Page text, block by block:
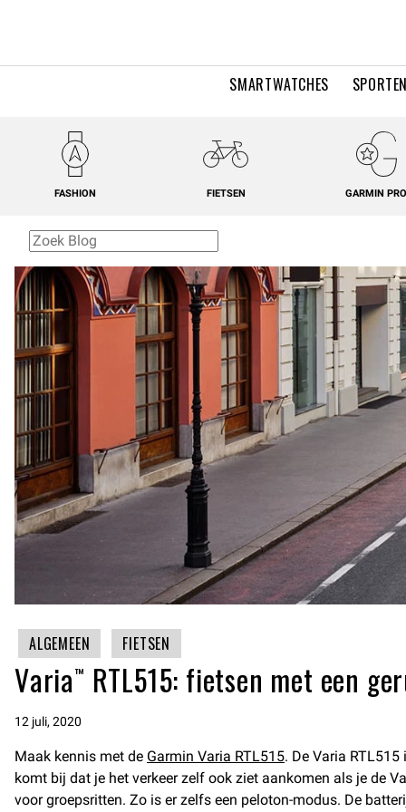
SMARTWATCHES
FASHION FIETSEN GARMIN PRO
ALGEMEEN FIETSEN
Varia™ RTL515: fietsen met een
12 juli, 2020
Maak kennis met de Garmin Varia RTL515. De Varia
komt bij dat je het verkeer zelf ook ziet aankomen als je de
voor groepsritten. Zo is er zelfs een peloton-modus. De